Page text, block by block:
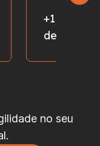
+1 milhão
de fotos
no seu